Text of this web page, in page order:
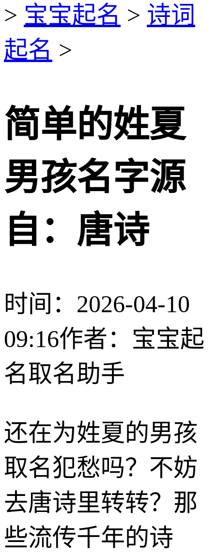
> 宝宝起名 > 诗词
起名 >
简单的姓夏
男孩名字源
自：唐诗
时间：2026-04-10
09:16作者：宝宝起
名取名助手
还在为姓夏的男孩
取名犯愁吗？不妨
去唐诗里转转？那
些流传千年的诗